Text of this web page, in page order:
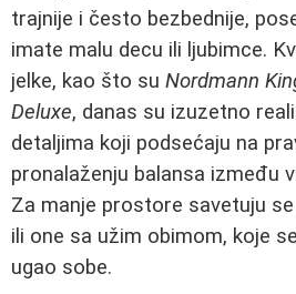
trajnije i često bezbednije,
imate malu decu ili ljubimce.
jelke, kao što su Nordmann
Deluxe, danas su izuzetno
detaljima koji podsećaju na
pronalaženju balansa između
Za manje prostore savetuju se
ili one sa užim obimom, koje
ugao sobe.